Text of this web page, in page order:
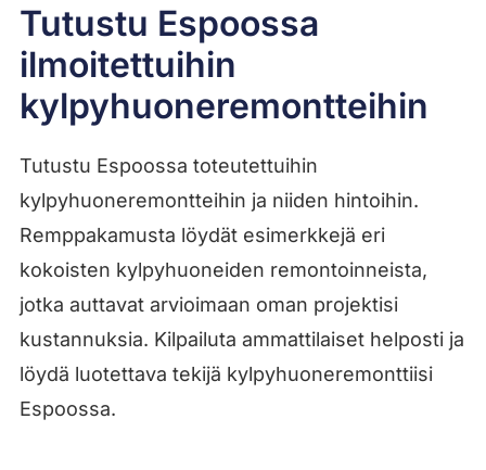
Tutustu Espoossa
ilmoitettuihin
kylpyhuoneremontteihin
Tutustu Espoossa toteutettuihin
kylpyhuoneremontteihin ja niiden hintoihin.
Remppakamusta löydät esimerkkejä eri
kokoisten kylpyhuoneiden remontoinneista,
jotka auttavat arvioimaan oman projektisi
kustannuksia. Kilpailuta ammattilaiset helposti ja
löydä luotettava tekijä kylpyhuoneremonttiisi
Espoossa.